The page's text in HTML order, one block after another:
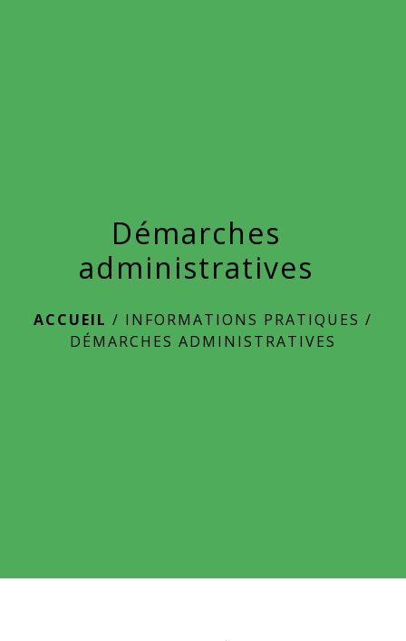
Démarches
administratives
ACCUEIL / INFORMATIONS PRATIQUES /
DÉMARCHES ADMINISTRATIVES